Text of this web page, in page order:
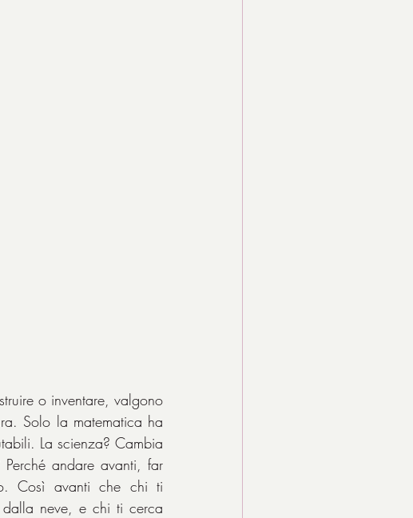
o inventare, valgono
Solo la matematica ha
La scienza? Cambia
andare avanti, far
Così avanti che chi ti
dalla neve, e chi ti cerca